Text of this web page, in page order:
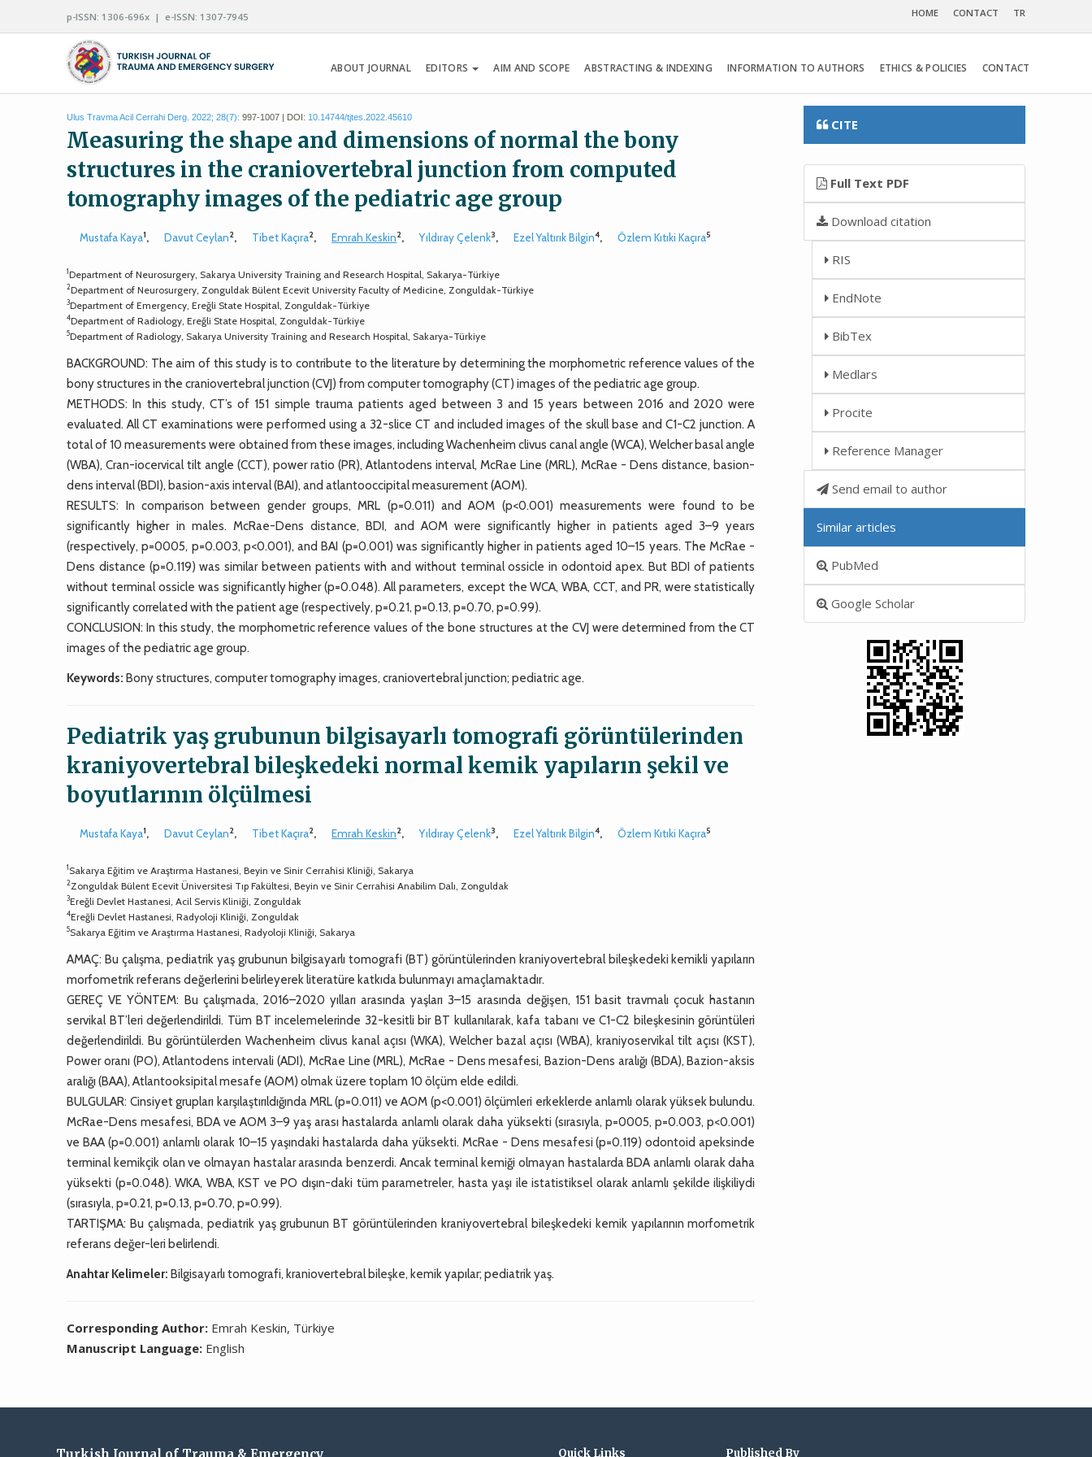
p-ISSN: 1306-696x | e-ISSN: 1307-7945 HOME CONTACT TR
ABOUT JOURNAL EDITORS AIM AND SCOPE ABSTRACTING & INDEXING INFORMATION TO AUTHORS ETHICS & POLICIES CONTACT
Ulus Travma Acil Cerrahi Derg. 2022; 28(7): 997-1007 | DOI: 10.14744/tjtes.2022.45610
Measuring the shape and dimensions of normal the bony
structures in the craniovertebral junction from computed
tomography images of the pediatric age group
Mustafa Kaya1, Davut Ceylan2, Tibet Kaçıra2, Emrah Keskin2, Yıldıray Çelenk3, Ezel Yaltırık Bilgin4, Özlem Kıtıki Kaçıra5
1Department of Neurosurgery, Sakarya University Training and Research Hospital, Sakarya-Türkiye
2Department of Neurosurgery, Zonguldak Bülent Ecevit University Faculty of Medicine, Zonguldak-Türkiye
3Department of Emergency, Ereğli State Hospital, Zonguldak-Türkiye
4Department of Radiology, Ereğli State Hospital, Zonguldak-Türkiye
5Department of Radiology, Sakarya University Training and Research Hospital, Sakarya-Türkiye
BACKGROUND: The aim of this study is to contribute to the literature by determining the morphometric reference values of the
bony structures in the craniovertebral junction (CVJ) from computer tomography (CT) images of the pediatric age group.
METHODS: In this study, CT’s of 151 simple trauma patients aged between 3 and 15 years between 2016 and 2020 were
evaluated. All CT examinations were performed using a 32-slice CT and included images of the skull base and C1-C2 junction. A
total of 10 measurements were obtained from these images, including Wachenheim clivus canal angle (WCA), Welcher basal angle
(WBA), Cran-iocervical tilt angle (CCT), power ratio (PR), Atlantodens interval, McRae Line (MRL), McRae - Dens distance, basion-
dens interval (BDI), basion-axis interval (BAI), and atlantooccipital measurement (AOM).
RESULTS: In comparison between gender groups, MRL (p=0.011) and AOM (p<0.001) measurements were found to be
significantly higher in males. McRae-Dens distance, BDI, and AOM were significantly higher in patients aged 3–9 years
(respectively, p=0005, p=0.003, p<0.001), and BAI (p=0.001) was significantly higher in patients aged 10–15 years. The McRae -
Dens distance (p=0.119) was similar between patients with and without terminal ossicle in odontoid apex. But BDI of patients
without terminal ossicle was significantly higher (p=0.048). All parameters, except the WCA, WBA, CCT, and PR, were statistically
significantly correlated with the patient age (respectively, p=0.21, p=0.13, p=0.70, p=0.99).
CONCLUSION: In this study, the morphometric reference values of the bone structures at the CVJ were determined from the CT
images of the pediatric age group.
Keywords: Bony structures, computer tomography images, craniovertebral junction; pediatric age.
Pediatrik yaş grubunun bilgisayarlı tomografi görüntülerinden
kraniyovertebral bileşkedeki normal kemik yapıların şekil ve
boyutlarının ölçülmesi
Mustafa Kaya1, Davut Ceylan2, Tibet Kaçıra2, Emrah Keskin2, Yıldıray Çelenk3, Ezel Yaltırık Bilgin4, Özlem Kıtıki Kaçıra5
1Sakarya Eğitim ve Araştırma Hastanesi, Beyin ve Sinir Cerrahisi Kliniği, Sakarya
2Zonguldak Bülent Ecevit Üniversitesi Tıp Fakültesi, Beyin ve Sinir Cerrahisi Anabilim Dalı, Zonguldak
3Ereğli Devlet Hastanesi, Acil Servis Kliniği, Zonguldak
4Ereğli Devlet Hastanesi, Radyoloji Kliniği, Zonguldak
5Sakarya Eğitim ve Araştırma Hastanesi, Radyoloji Kliniği, Sakarya
AMAÇ: Bu çalışma, pediatrik yaş grubunun bilgisayarlı tomografi (BT) görüntülerinden kraniyovertebral bileşkedeki kemikli yapıların
morfometrik referans değerlerini belirleyerek literatüre katkıda bulunmayı amaçlamaktadır.
GEREÇ VE YÖNTEM: Bu çalışmada, 2016–2020 yılları arasında yaşları 3–15 arasında değişen, 151 basit travmalı çocuk hastanın
servikal BT’leri değerlendirildi. Tüm BT incelemelerinde 32-kesitli bir BT kullanılarak, kafa tabanı ve C1-C2 bileşkesinin görüntüleri
değerlendirildi. Bu görüntülerden Wachenheim clivus kanal açısı (WKA), Welcher bazal açısı (WBA), kraniyoservikal tilt açısı (KST),
Power oranı (PO), Atlantodens intervali (ADI), McRae Line (MRL), McRae - Dens mesafesi, Bazion-Dens aralığı (BDA), Bazion-aksis
aralığı (BAA), Atlantooksipital mesafe (AOM) olmak üzere toplam 10 ölçüm elde edildi.
BULGULAR: Cinsiyet grupları karşılaştırıldığında MRL (p=0.011) ve AOM (p<0.001) ölçümleri erkeklerde anlamlı olarak yüksek bulundu.
McRae-Dens mesafesi, BDA ve AOM 3–9 yaş arası hastalarda anlamlı olarak daha yüksekti (sırasıyla, p=0005, p=0.003, p<0.001)
ve BAA (p=0.001) anlamlı olarak 10–15 yaşındaki hastalarda daha yüksekti. McRae - Dens mesafesi (p=0.119) odontoid apeksinde
terminal kemikçik olan ve olmayan hastalar arasında benzerdi. Ancak terminal kemiği olmayan hastalarda BDA anlamlı olarak daha
yüksekti (p=0.048). WKA, WBA, KST ve PO dışın-daki tüm parametreler, hasta yaşı ile istatistiksel olarak anlamlı şekilde ilişkiliydi
(sırasıyla, p=0.21, p=0.13, p=0.70, p=0.99).
TARTIŞMA: Bu çalışmada, pediatrik yaş grubunun BT görüntülerinden kraniyovertebral bileşkedeki kemik yapılarının morfometrik
referans değer-leri belirlendi.
Anahtar Kelimeler: Bilgisayarlı tomografi, kraniovertebral bileşke, kemik yapılar; pediatrik yaş.
Corresponding Author: Emrah Keskin, Türkiye
Manuscript Language: English
CITE
Full Text PDF
Download citation
RIS
EndNote
BibTex
Medlars
Procite
Reference Manager
Send email to author
Similar articles
PubMed
Google Scholar
Turkish Journal of Trauma & Emergency Quick Links Published By